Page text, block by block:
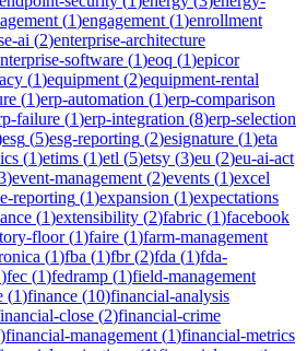
(1)engagement (1)enrollment
ai (2)enterprise-architecture
software (1)eoq (1)epicor
(1)equipment (2)equipment-rental
(1)erp-automation (1)erp-comparison
failure (1)erp-integration (8)erp-selection
esg (5)esg-reporting (2)esignature (1)eta
(1)etims (1)etl (5)etsy (3)eu (2)eu-ai-act
)event-management (2)events (1)excel
reporting (1)expansion (1)expectations
(1)extensibility (2)fabric (1)facebook
floor(1)faire (1)farm-management
(1)fba (1)fbr(2)fda (1)fda-
)fec (1)fedramp (1)field-management
(1)finance (10)financial-analysis
close (2)financial-crime
)financial-management (1)financial-metrics